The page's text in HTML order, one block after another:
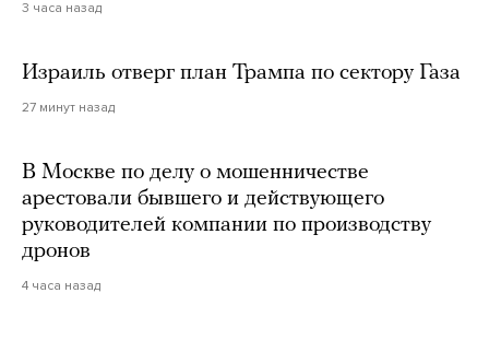
3 часа назад
Израиль отверг план Трампа по сектору Газа
27 минут назад
В Москве по делу о мошенничестве
арестовали бывшего и действующего
руководителей компании по производству
дронов
4 часа назад